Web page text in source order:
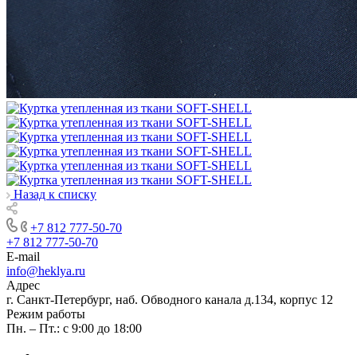
Назад к списку
+7 812 777-50-70
+7 812 777-50-70
E-mail
info@heklya.ru
Адрес
г. Санкт-Петербург, наб. Обводного канала д.134, корпус 12
Режим работы
Пн. – Пт.: с 9:00 до 18:00